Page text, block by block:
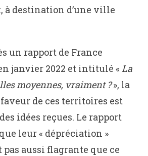
à destination d’une ville
un rapport de France
janvier 2022 et intitulé « La
moyennes, vraiment ?», la
de ces territoires est
idées reçues. Le rapport
leur « dépréciation »
pas aussi flagrante que ce